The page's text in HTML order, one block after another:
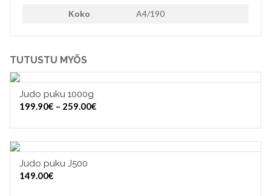
Koko
A4/190
TUTUSTU MYÖS
Judo puku 1000g
199.90€ – 259.00€
-
259.00€
Judo puku J500
149.00€